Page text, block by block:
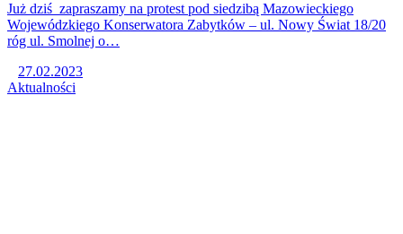
Już dziś zapraszamy na protest pod siedzibą Mazowieckiego
Wojewódzkiego Konserwatora Zabytków – ul. Nowy Świat 18/20
róg ul. Smolnej o…
27.02.2023
Aktualności